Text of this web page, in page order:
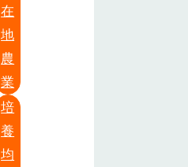
在
地
農
業
培
養
均